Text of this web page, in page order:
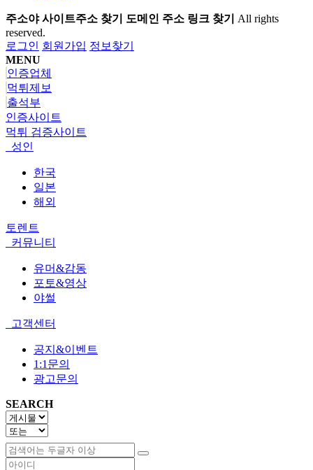
주소야 사이트주소 찾기 도메인 주소 링크 찾기 All rights
reserved.
로그인 회원가입 정보찾기
MENU
인증업체
먹튀제보
출석부
인증사이트
먹튀 검증사이트
성인
한국
일본
해외
토렌트
커뮤니티
유머&감동
포토&영상
야썰
고객센터
공지&이벤트
1:1문의
광고문의
SEARCH